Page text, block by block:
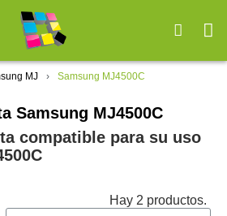
MJ Samsung MJ4500C
Samsung MJ4500C
compatible para su uso
Hay 2 productos.